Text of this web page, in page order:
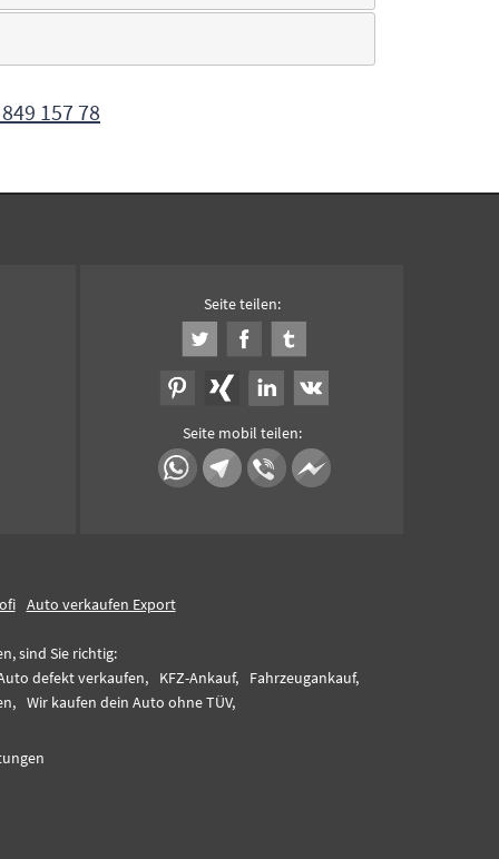
157 78
Seite teilen:
Seite mobil teilen:
Auto verkaufen Export
sind Sie richtig:
defekt verkaufen, KFZ-Ankauf,
Fahrzeugankauf,
Wir kaufen dein Auto ohne TÜV,